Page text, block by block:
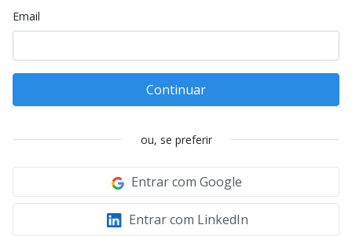
Email
Continuar
ou, se preferir
Entrar com Google
Entrar com LinkedIn